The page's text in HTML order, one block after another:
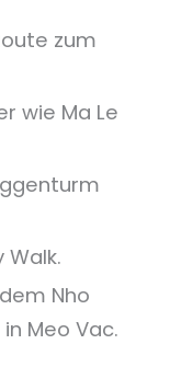
zum
wie Ma Le
Walk.
Nho
Meo Vac.